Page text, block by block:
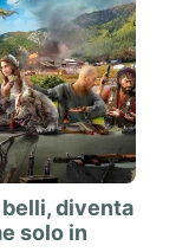
diventa
solo in